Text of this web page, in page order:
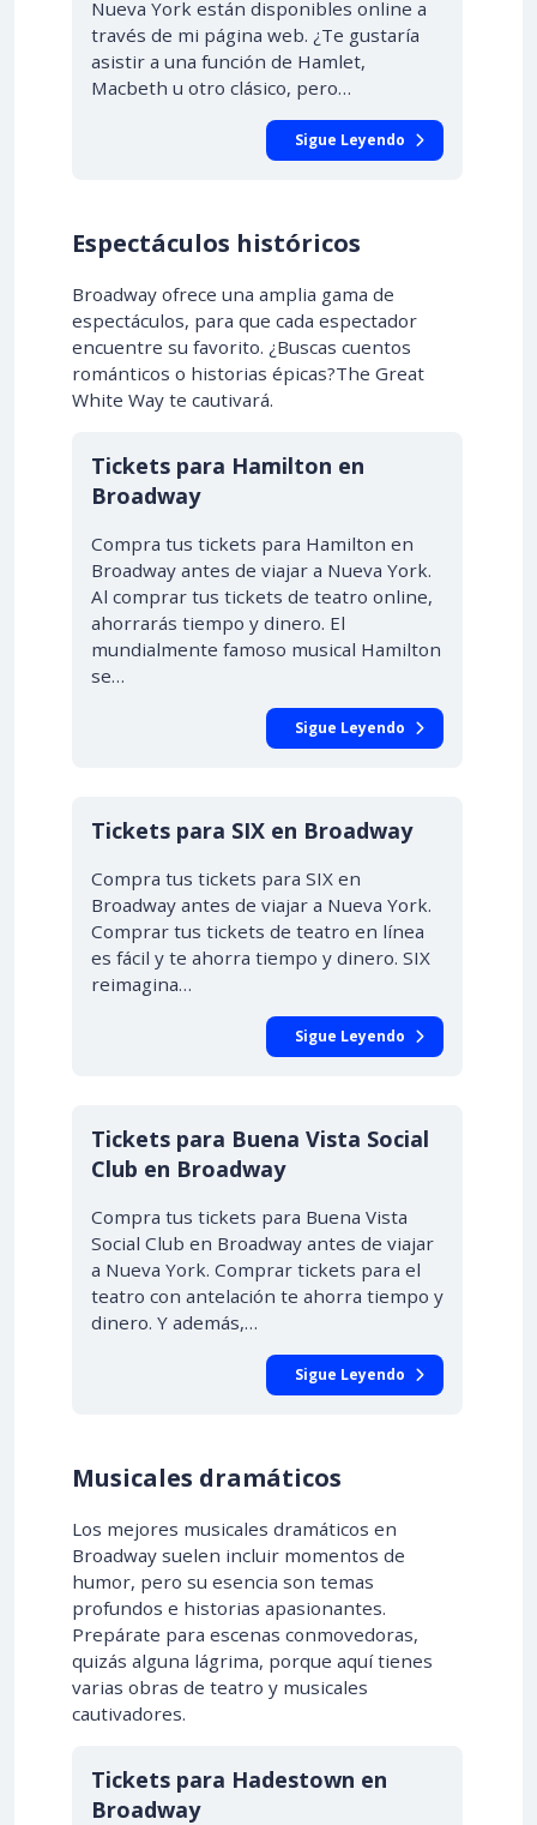
Nueva York están disponibles online a
través de mi página web. ¿Te gustaría
asistir a una función de Hamlet,
Macbeth u otro clásico, pero…
Sigue Leyendo
Espectáculos históricos
Broadway ofrece una amplia gama de
espectáculos, para que cada espectador
encuentre su favorito. ¿Buscas cuentos
románticos o historias épicas?The Great
White Way te cautivará.
Tickets para Hamilton en
Broadway
Compra tus tickets para Hamilton en
Broadway antes de viajar a Nueva York.
Al comprar tus tickets de teatro online,
ahorrarás tiempo y dinero. El
mundialmente famoso musical Hamilton
se…
Sigue Leyendo
Tickets para SIX en Broadway
Compra tus tickets para SIX en
Broadway antes de viajar a Nueva York.
Comprar tus tickets de teatro en línea
es fácil y te ahorra tiempo y dinero. SIX
reimagina…
Sigue Leyendo
Tickets para Buena Vista Social
Club en Broadway
Compra tus tickets para Buena Vista
Social Club en Broadway antes de viajar
a Nueva York. Comprar tickets para el
teatro con antelación te ahorra tiempo y
dinero. Y además,…
Sigue Leyendo
Musicales dramáticos
Los mejores musicales dramáticos en
Broadway suelen incluir momentos de
humor, pero su esencia son temas
profundos e historias apasionantes.
Prepárate para escenas conmovedoras,
quizás alguna lágrima, porque aquí tienes
varias obras de teatro y musicales
cautivadores.
Tickets para Hadestown en
Broadway